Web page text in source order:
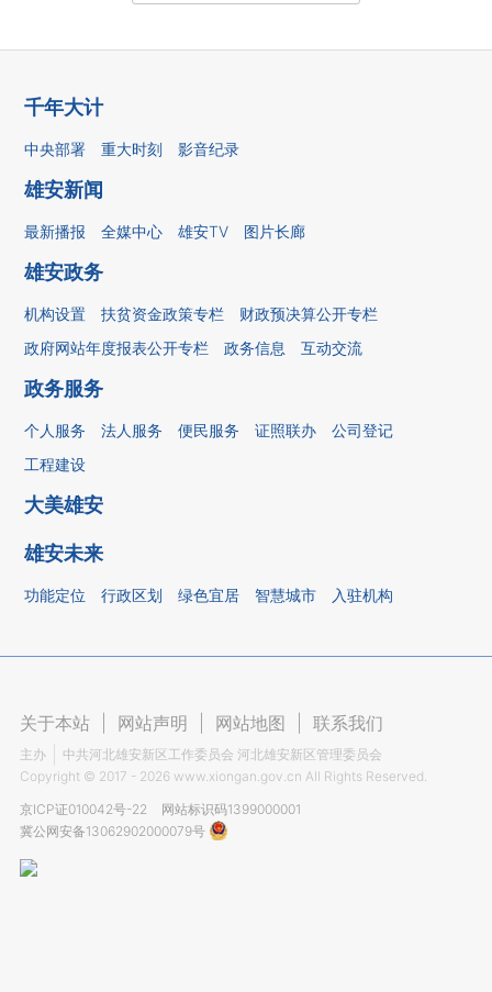
千年大计
中央部署 重大时刻 影音纪录
雄安新闻
最新播报 全媒中心 雄安TV 图片长廊
雄安政务
机构设置 扶贫资金政策专栏
财政预决算公开专栏
政府网站年度报表公开专栏
政务信息 互动交流
政务服务
个人服务 法人服务 便民服务 证照联办
公司登记
工程建设
大美雄安
雄安未来
功能定位 行政区划 绿色宜居 智慧城市 入驻机构
关于本站 网站声明 网站地图 联系我们
主办
中共河北雄安新区工作委员会 河北雄安新区管理委员会
Copyright © 2017 - 2026 www.xiongan.gov.cn All Rights Reserved.
京ICP证010042号-22
网站标识码1399000001
冀公网安备13062902000079号